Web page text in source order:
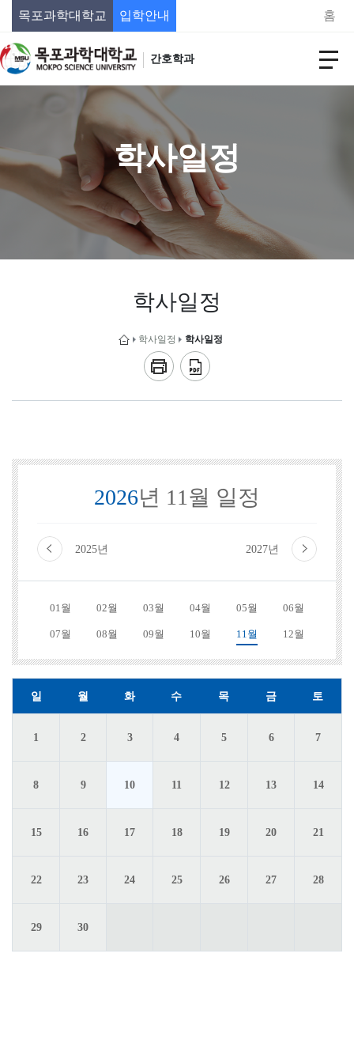
목포과학대학교 입학안내 홈
간호학과
학사일정
학사일정
학사일정 학사일정
2026년 11월 일정
2025년 2027년
01월 02월 03월 04월 05월 06월
07월 08월 09월 10월 11월 12월
1 2 3 4 5 6 7
8 9 10 11 12 13 14
15 16 17 18 19 20 21
22 23 24 25 26 27 28
29 30